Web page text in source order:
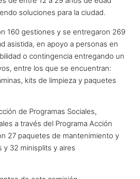
soluciones para la ciudad.
160 gestiones y se entregaron 269
asistida, en apoyo a personas en
o contingencia entregando un
entre los que se encuentran:
kits de limpieza y paquetes
de Programas Sociales,
a través del Programa Acción
27 paquetes de mantenimiento y
y 32 minisplits y aires